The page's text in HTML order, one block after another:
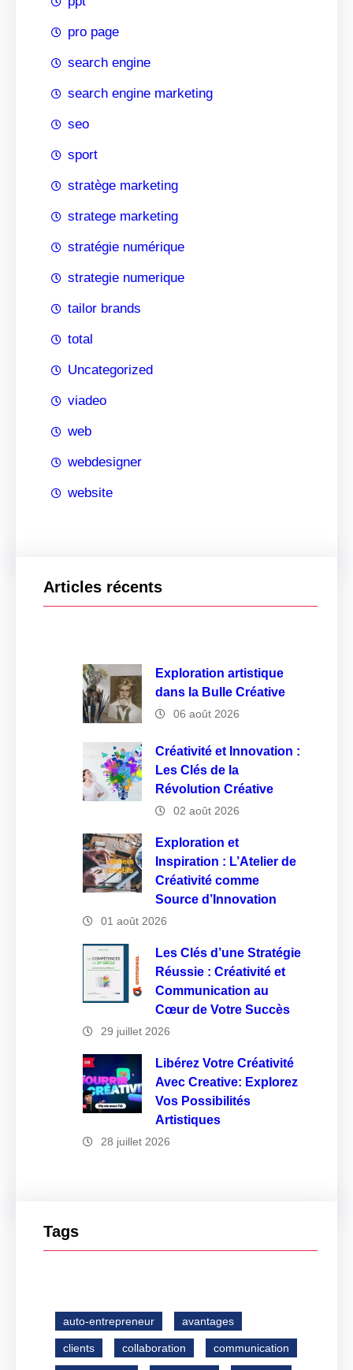
pro page
search engine
search engine marketing
seo
sport
stratège marketing
stratege marketing
stratégie numérique
strategie numerique
tailor brands
total
Uncategorized
viadeo
web
webdesigner
website
Articles récents
Exploration artistique
dans la Bulle Créative
06 août 2026
Créativité et Innovation :
Les Clés de la
Révolution Créative
02 août 2026
Exploration et
Inspiration : L’Atelier de
Créativité comme
Source d’Innovation
01 août 2026
Les Clés d’une Stratégie
Réussie : Créativité et
Communication au
Cœur de Votre Succès
29 juillet 2026
Libérez Votre Créativité
Avec Creative: Explorez
Vos Possibilités
Artistiques
28 juillet 2026
Tags
auto-entrepreneur avantages
clients collaboration communication